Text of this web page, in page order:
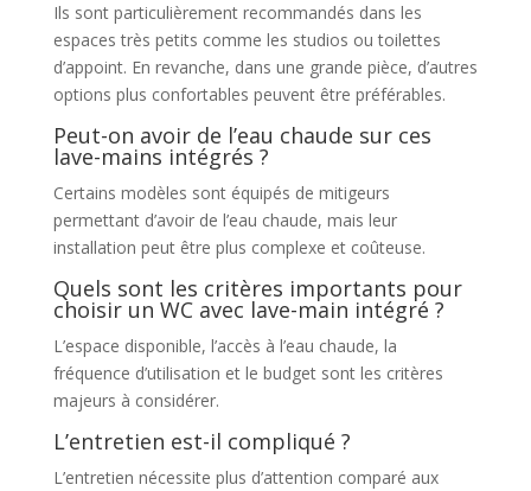
Ils sont particulièrement recommandés dans les
espaces très petits comme les studios ou toilettes
d’appoint. En revanche, dans une grande pièce, d’autres
options plus confortables peuvent être préférables.
Peut-on avoir de l’eau chaude sur ces
lave-mains intégrés ?
Certains modèles sont équipés de mitigeurs
permettant d’avoir de l’eau chaude, mais leur
installation peut être plus complexe et coûteuse.
Quels sont les critères importants pour
choisir un WC avec lave-main intégré ?
L’espace disponible, l’accès à l’eau chaude, la
fréquence d’utilisation et le budget sont les critères
majeurs à considérer.
L’entretien est-il compliqué ?
L’entretien nécessite plus d’attention comparé aux